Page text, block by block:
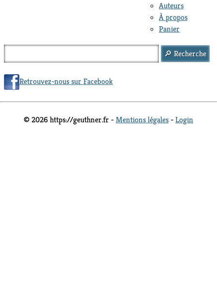
Auteurs
À propos
Panier
Retrouvez-nous sur Facebook
© 2026 https://geuthner.fr -Mentions légales -Login